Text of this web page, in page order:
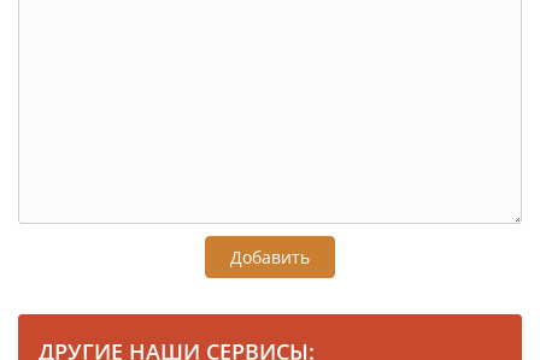
Добавить
ДРУГИЕ НАШИ СЕРВИСЫ: